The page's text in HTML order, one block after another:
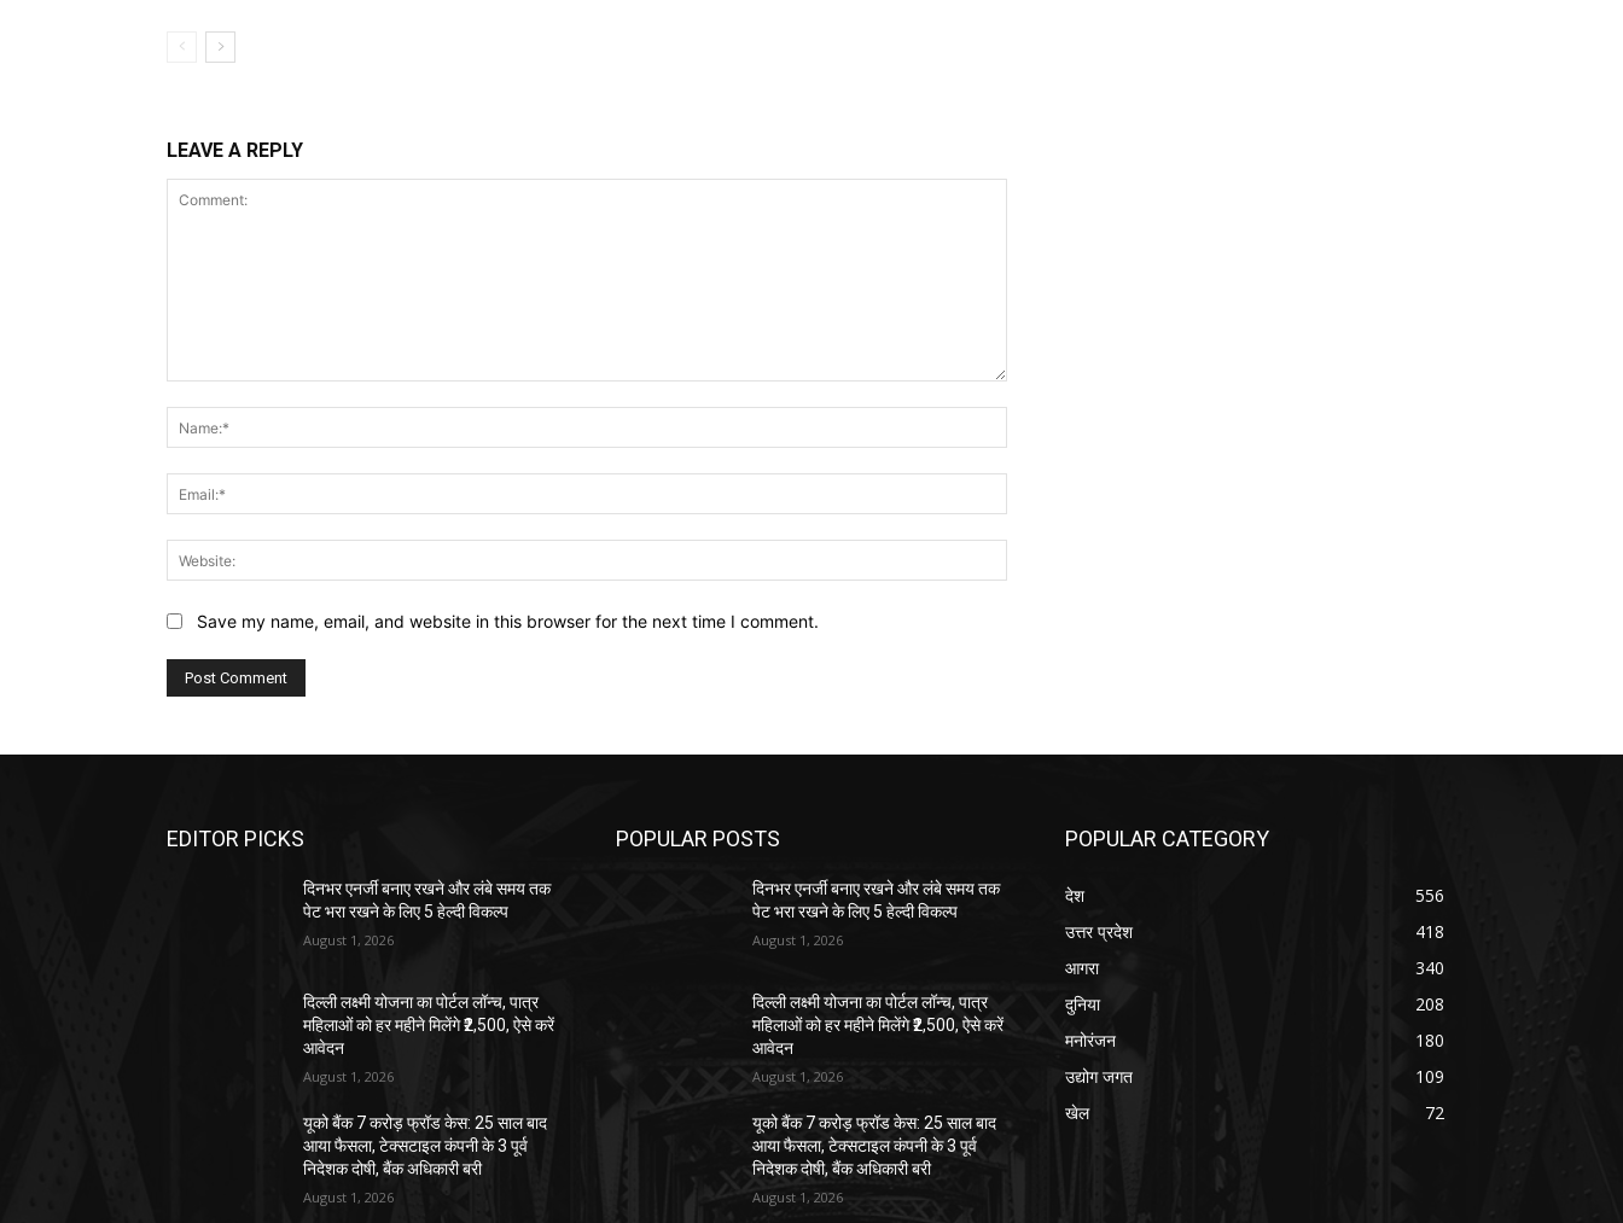
LEAVE A REPLY
Save my name, email, and website in this browser for the next time I comment.
EDITOR PICKS
दिनभर एनर्जी बनाए रखने और लंबे समय तक
पेट भरा रखने के लिए 5 हेल्दी विकल्प
August 1, 2026
दिल्ली लक्ष्मी योजना का पोर्टल लॉन्च, पात्र
महिलाओं को हर महीने मिलेंगे ₹2,500, ऐसे करें
आवेदन
August 1, 2026
यूको बैंक 7 करोड़ फ्रॉड केस: 25 साल बाद
आया फैसला, टेक्सटाइल कंपनी के 3 पूर्व
निदेशक दोषी, बैंक अधिकारी बरी
August 1, 2026
POPULAR POSTS
दिनभर एनर्जी बनाए रखने और लंबे समय तक
पेट भरा रखने के लिए 5 हेल्दी विकल्प
August 1, 2026
दिल्ली लक्ष्मी योजना का पोर्टल लॉन्च, पात्र
महिलाओं को हर महीने मिलेंगे ₹2,500, ऐसे करें
आवेदन
August 1, 2026
यूको बैंक 7 करोड़ फ्रॉड केस: 25 साल बाद
आया फैसला, टेक्सटाइल कंपनी के 3 पूर्व
निदेशक दोषी, बैंक अधिकारी बरी
August 1, 2026
POPULAR CATEGORY
देश
556
उत्तर प्रदेश
418
आगरा
340
दुनिया
208
मनोरंजन
180
उद्योग जगत
109
खेल
72